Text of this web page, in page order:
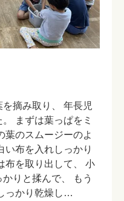
摘み取り、 年長児
まずは葉っぱをミ
葉のスムージーのよ
い布を入れしっかり
布を取り出して、 小
りと揉んで、 もう
っかり乾燥し…